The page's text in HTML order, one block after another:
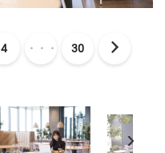
4 ・・・ 30